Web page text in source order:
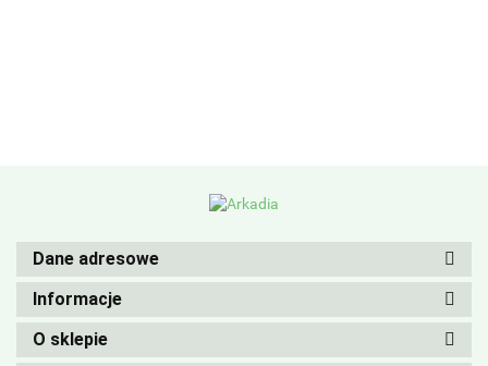
Dane adresowe
Informacje
O sklepie